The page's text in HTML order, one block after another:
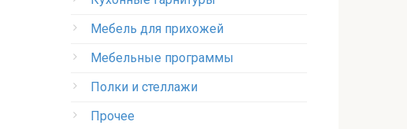
Мебель для прихожей
Мебельные программы
Полки и стеллажи
Прочее